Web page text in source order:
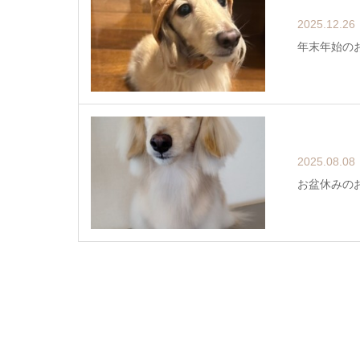
2025.12.26
年末年始の
2025.08.08
お盆休みの